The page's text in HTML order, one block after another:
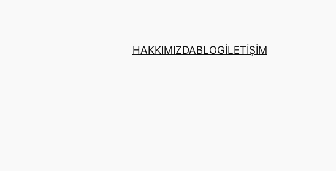
HAKKIMIZDABLOGİLETİŞİM